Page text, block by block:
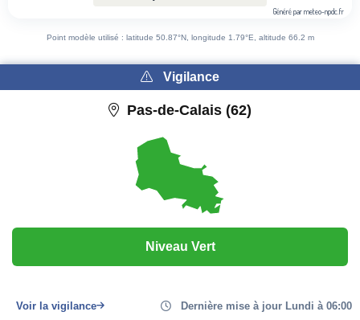
Généré par meteo-npdc.fr
Point modèle utilisé : latitude 50.87°N, longitude 1.79°E, altitude 66.2 m
Vigilance
Pas-de-Calais (62)
Niveau Vert
Voir la vigilance Dernière mise à jour Lundi à 06:00